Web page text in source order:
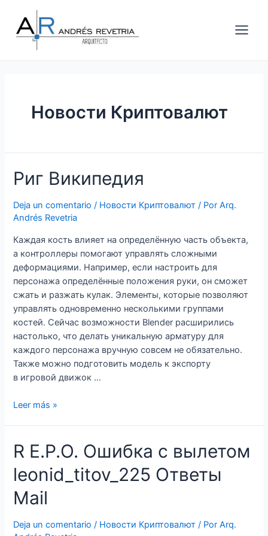
contenido
Menu
Новости Криптовалют
Риг Википедия
Deja un comentario / Новости Криптовалют / PorArq.
Andrés Revetria
Каждая кость влияет на определённую часть объекта,
а контроллеры помогают управлять сложными
деформациями. Например, если настроить для
персонажа определённые положения руки, он сможет
сжать и разжать кулак. Элементы, которые позволяют
управлять одновременно несколькими группами
костей. Сейчас возможности Blender расширились
настолько, что делать уникальную арматуру для
каждого персонажа вручную совсем не обязательно.
Также можно подготовить модель к экспорту
в игровой движок …
Риг
Википедия
Leer más »
R E.P.O. Ошибка с вылетом
leonid_titov_225 Ответы
Mail
Deja un comentario / Новости Криптовалют / PorArq.
R
E.P.O.
Ошибка
вылетом
Ответы